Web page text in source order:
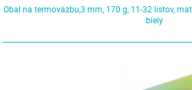
Obal na termoväzbu,3 mm, 170 g, 11-32 listov,
biely